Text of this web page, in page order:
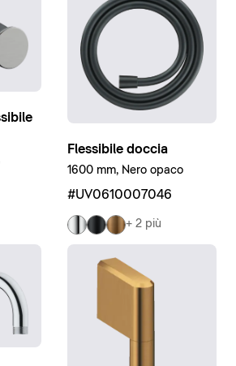
Flessibile doccia
1600 mm, Nero opaco
#UV0610007046
+ 2 più